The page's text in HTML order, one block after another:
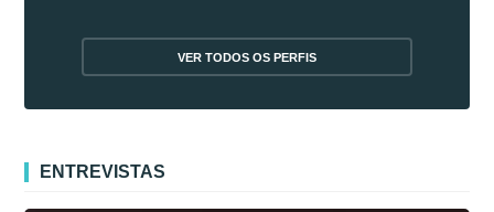
VER TODOS OS PERFIS
ENTREVISTAS